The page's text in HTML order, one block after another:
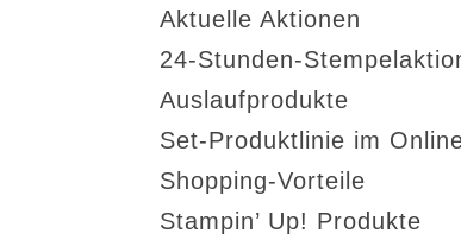
Aktuelle Aktionen
24-Stunden-
Auslaufprodukte
Set-Produktlinie im
Shopping-Vorteile
Stampin’ Up! Produkte